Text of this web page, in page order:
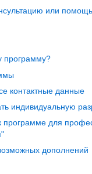
или
программу?
контактные данные
индивидуальную
программе для
дополнений